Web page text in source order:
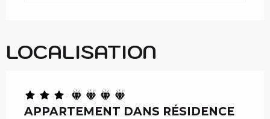
LOCALISATION
APPARTEMENT DANS RÉSIDENCE